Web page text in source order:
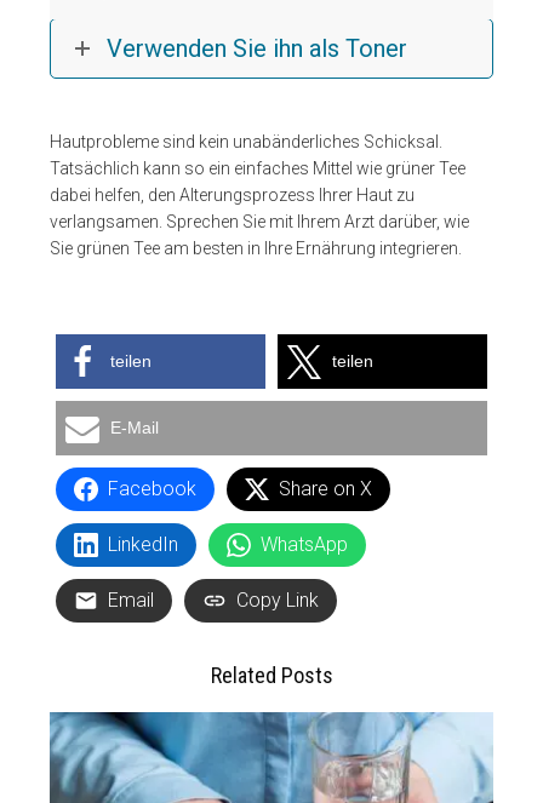
Verwenden Sie ihn als Toner
Hautprobleme sind kein unabänderliches Schicksal.
Tatsächlich kann so ein einfaches Mittel wie grüner Tee
dabei helfen, den Alterungsprozess Ihrer Haut zu
verlangsamen. Sprechen Sie mit Ihrem Arzt darüber, wie
Sie grünen Tee am besten in Ihre Ernährung integrieren.
teilen teilen
E-Mail
Facebook Share on X
LinkedIn WhatsApp
Email Copy Link
Related Posts